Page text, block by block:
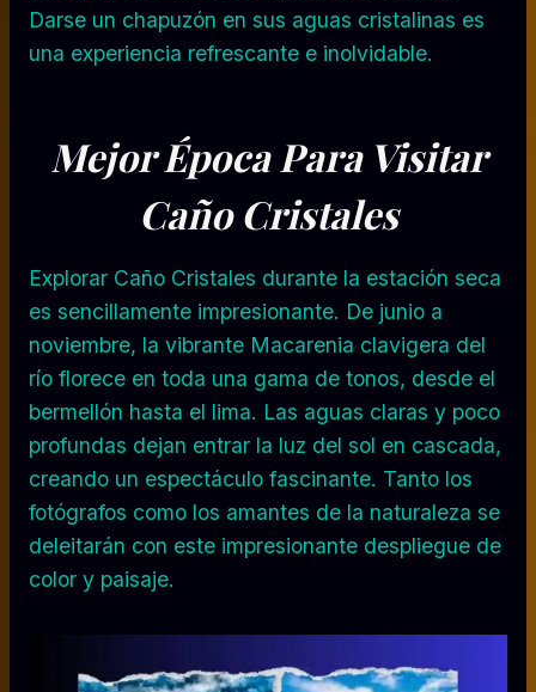
Darse un chapuzón en sus aguas cristalinas es
una experiencia refrescante e inolvidable.
Mejor Época Para Visitar
Caño Cristales
Explorar Caño Cristales durante la estación seca
es sencillamente impresionante. De junio a
noviembre, la vibrante Macarenia clavigera del
río florece en toda una gama de tonos, desde el
bermellón hasta el lima. Las aguas claras y poco
profundas dejan entrar la luz del sol en cascada,
creando un espectáculo fascinante. Tanto los
fotógrafos como los amantes de la naturaleza se
deleitarán con este impresionante despliegue de
color y paisaje.